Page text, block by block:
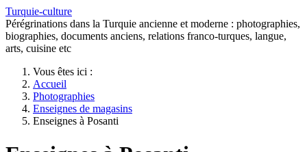
Turquie-culture
Pérégrinations dans la Turquie ancienne et moderne : photographies,
biographies, documents anciens, relations franco-turques, langue,
arts, cuisine etc
Vous êtes ici :
Accueil
Photographies
Enseignes de magasins
Enseignes à Posanti